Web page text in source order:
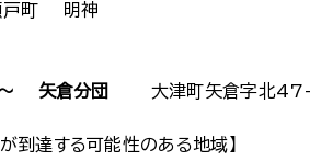
明神
矢倉分団 大津町矢倉字北
する可能性のある地域】